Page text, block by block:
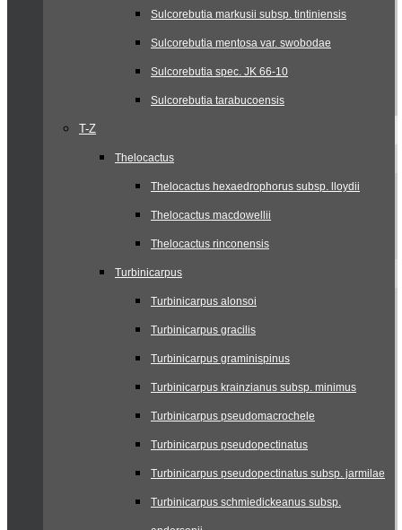
Sulcorebutia markusii subsp. tintiniensis
Sulcorebutia mentosa var. swobodae
Sulcorebutia spec. JK 66-10
Sulcorebutia tarabucoensis
T-Z
Thelocactus
Thelocactus hexaedrophorus subsp. lloydii
Thelocactus macdowellii
Thelocactus rinconensis
Turbinicarpus
Turbinicarpus alonsoi
Turbinicarpus gracilis
Turbinicarpus graminispinus
Turbinicarpus krainzianus subsp. minimus
Turbinicarpus pseudomacrochele
Turbinicarpus pseudopectinatus
Turbinicarpus pseudopectinatus subsp. jarmilae
Turbinicarpus schmiedickeanus subsp.